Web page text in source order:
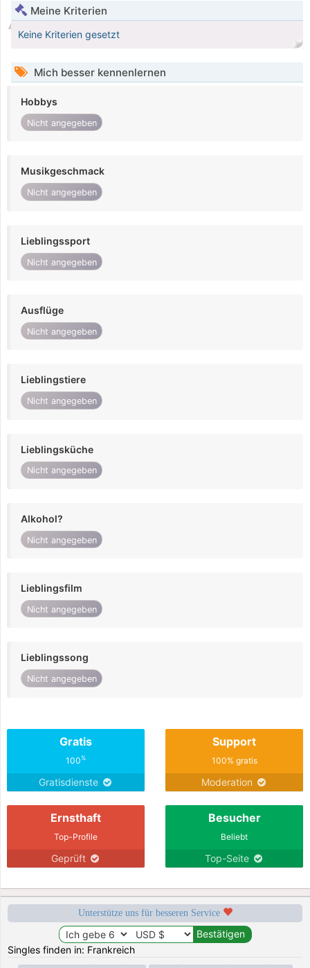
Meine Kriterien
Keine Kriterien gesetzt
Mich besser kennenlernen
Hobbys
Nicht angegeben
Musikgeschmack
Nicht angegeben
Lieblingssport
Nicht angegeben
Ausflüge
Nicht angegeben
Lieblingstiere
Nicht angegeben
Lieblingsküche
Nicht angegeben
Alkohol?
Nicht angegeben
Lieblingsfilm
Nicht angegeben
Lieblingssong
Nicht angegeben
Gratis
100%
Gratisdienste
Support
100% gratis
Moderation
Ernsthaft
Top-Profile
Geprüft
Besucher
Beliebt
Top-Seite
Unterstütze uns für besseren Service
Singles finden in: Frankreich